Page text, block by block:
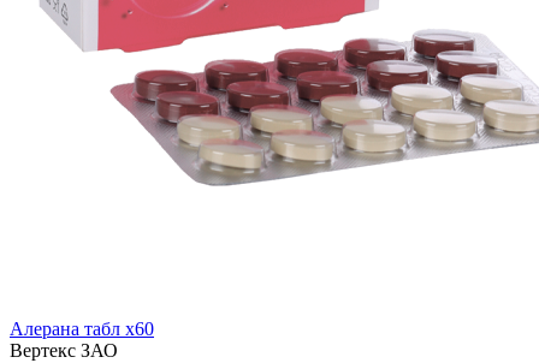
Алерана табл x60
Вертекс ЗАО